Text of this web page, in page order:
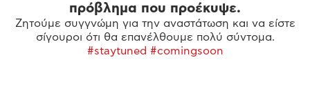
πρόβλημα που προέκυψε.
Ζητούμε συγγνώμη για την αναστάτωση και να είστε
σίγουροι ότι θα επανέλθουμε πολύ σύντομα.
#staytuned #comingsoon